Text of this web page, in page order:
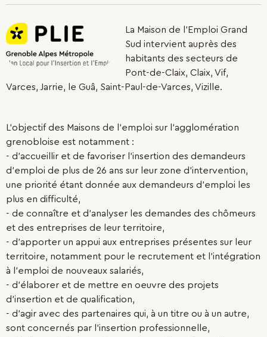
La Maison de l'Emploi Grand
Sud intervient auprès des
habitants des secteurs de
Pont-de-Claix, Claix, Vif,
Varces, Jarrie, le Guâ, Saint-Paul-de-Varces, Vizille.
L’objectif des Maisons de l'emploi sur l'agglomération
grenobloise est notamment :
- d’accueillir et de favoriser l’insertion des demandeurs
d’emploi de plus de 26 ans sur leur zone d’intervention,
une priorité étant donnée aux demandeurs d’emploi les
plus en difficulté,
- de connaître et d’analyser les demandes des chômeurs
et des entreprises de leur territoire,
- d’apporter un appui aux entreprises présentes sur leur
territoire, notamment pour le recrutement et l’intégration
à l’emploi de nouveaux salariés,
- d’élaborer et de mettre en oeuvre des projets
d’insertion et de qualification,
- d’agir avec des partenaires qui, à un titre ou à un autre,
sont concernés par l’insertion professionnelle,